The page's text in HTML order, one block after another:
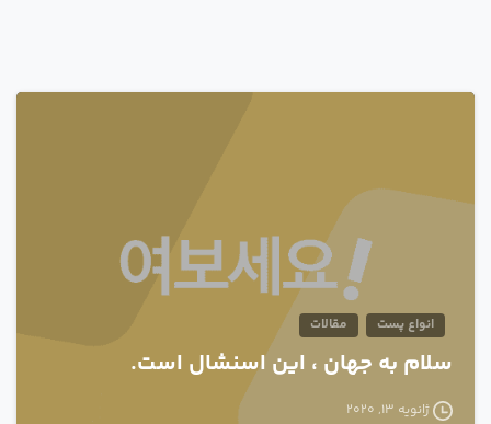
انواع پست مقالات
سلام به جهان ، این اسنشال است.
ژانویه 13, 2020